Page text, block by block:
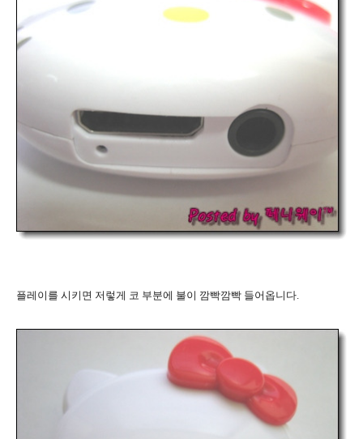
플레이를 시키면 저렇게 코 부분에 불이 깜빡깜빡 들어옵니다.